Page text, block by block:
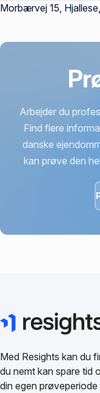
Morbærvej 15,
Arbejder du
Find flere
danske
kan prøve den
Med Resights kan du
du nemt kan spare tid
din egen